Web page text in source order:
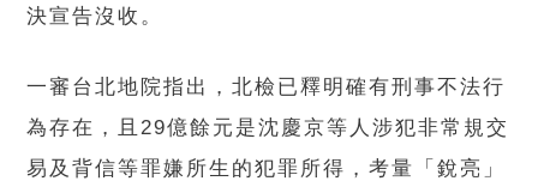
決宣告沒收。
一審台北地院指出，北檢已釋明確有刑事不法行
為存在，且29億餘元是沈慶京等人涉犯非常規交
易及背信等罪嫌所生的犯罪所得，考量「銳亮」